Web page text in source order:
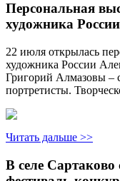
Персональная
художника
22 июля открылась
художника России
Григорий Алмазовы –
портретисты.
Читать дальше >>
В селе Сартаково